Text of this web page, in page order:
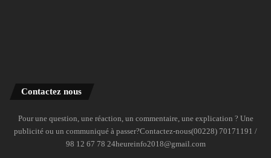
Contactez nous
Pour une question, une réaction, un commentaire, une explication ? Une
publicité ou un communiqué à passer?Contactez-nous(00228) 70171191 /
98 12 67 78 24heureinfo2018@gmail.com